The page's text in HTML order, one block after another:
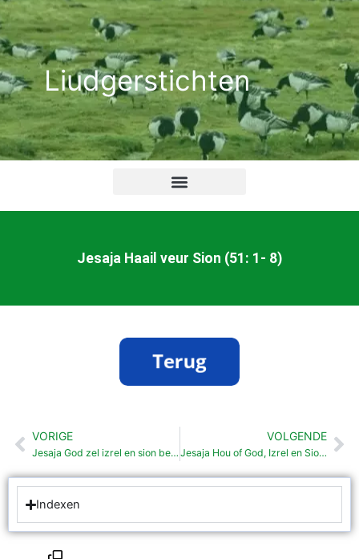
Ga
naar
de
inhoudLiudgerstichten
Jesaja Haail veur Sion (51: 1- 8)
Vorige
VORIGE
Jesaja God zel izrel en sion bevrijden
VOLGENDE
Jesaja Hou of God, Izrel en Sion op nkander betrokken binnen (51: 9-52:12)
Indexen